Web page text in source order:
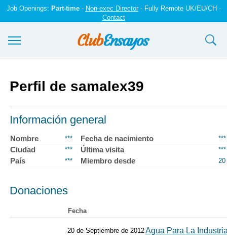
Job Openings: Part-time- Non-exec Director- Fully Remote UK/EU/CH -
Contact
Registrarse
Iniciar sesión
Contáctenos
Perfil de samalex39
Información general
Nombre *** Fecha de nacimiento ***
Ciudad *** Última visita ***
País *** Miembro desde 20
Donaciones
Fecha
20 de Septiembre de 2012Agua Para La